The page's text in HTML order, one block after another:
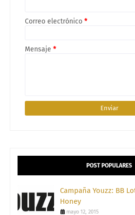
Correo electrónico *
Mensaje *
POST POPULARES
Campaña Youzz: BB
Honey
mayo 12, 2015